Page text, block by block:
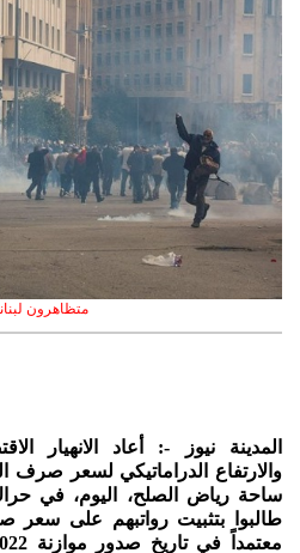
متظاهرون
المدينة نيوز -: أعاد الانهيار
والارتفاع الدراماتيكي لسعر صرف
ساحة رياض الصلح، اليوم، في